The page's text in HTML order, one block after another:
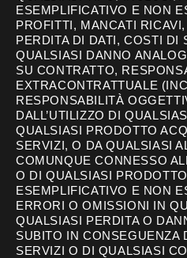
ESEMPLIFICATIVO E NON
PROFITTI, MANCATI
PERDITA DI DATI, COSTI DI
QUALSIASI DANNO
SU CONTRATTO,
EXTRACONTRATTUALE
RESPONSABILITÀ
DALL’UTILIZZO DI
QUALSIASI PRODOTTO
SERVIZI, O DA QUALSIASI
COMUNQUE CONNESSO
O DI QUALSIASI
ESEMPLIFICATIVO E NON
ERRORI O OMISSIONI IN
QUALSIASI PERDITA O
SUBITO IN CONSEGUENZA
SERVIZI O DI QUALSIASI